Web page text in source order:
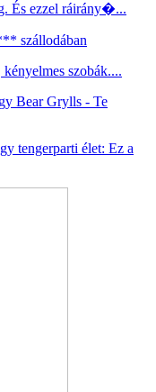
És ezzel ráirány�...
szállodában
szobák....
Bear Grylls - Te
tengerparti élet: Ez a